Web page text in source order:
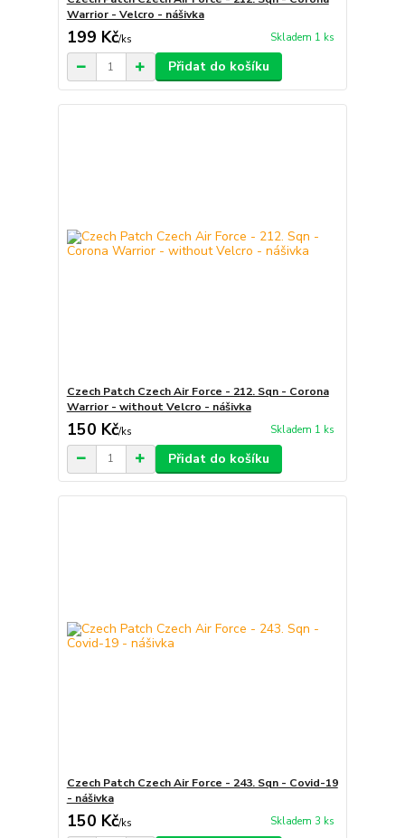
Warrior - Velcro - nášivka
199 Kč/ks Skladem 1 ks
Přidat do košíku
Czech Patch Czech Air Force - 212. Sqn - Corona
Warrior - without Velcro - nášivka
150 Kč/ks Skladem 1 ks
Přidat do košíku
Czech Patch Czech Air Force - 243. Sqn - Covid-19
- nášivka
150 Kč/ks Skladem 3 ks